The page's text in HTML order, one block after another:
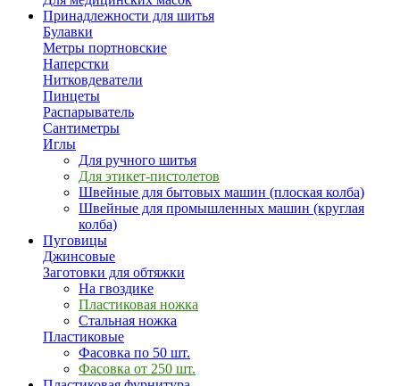
Принадлежности для шитья
Булавки
Метры портновские
Наперстки
Нитковдеватели
Пинцеты
Распарыватель
Сантиметры
Иглы
Для ручного шитья
Для этикет-пистолетов
Швейные для бытовых машин (плоская колба)
Швейные для промышленных машин (круглая
колба)
Пуговицы
Джинсовые
Заготовки для обтяжки
На гвоздике
Пластиковая ножка
Стальная ножка
Пластиковые
Фасовка по 50 шт.
Фасовка от 250 шт.